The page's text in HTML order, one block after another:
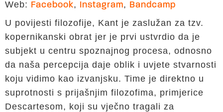
Web: Facebook, Instagram, Bandcamp
U povijesti filozofije, Kant je zaslužan za tzv.
kopernikanski obrat jer je prvi ustvrdio da je
subjekt u centru spoznajnog procesa, odnosno
da naša percepcija daje oblik i uvjete stvarnosti
koju vidimo kao izvanjsku. Time je direktno u
suprotnosti s prijašnjim filozofima, primjerice
Descartesom, koji su vječno tragali za